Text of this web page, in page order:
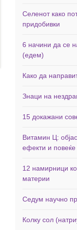
Селенот како
придобивки
6 начини да се
(едем)
Како да
Знаци на
15 докажани
Витамин Ц:
ефекти и повеќе
12 намирници
материи
Седум научно
Колку сол